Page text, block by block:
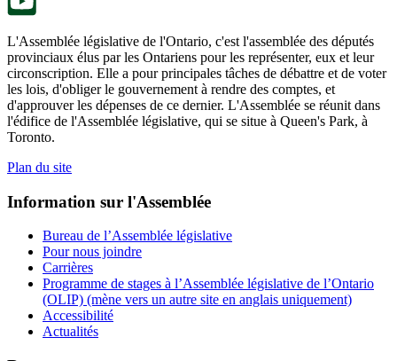
L'Assemblée législative de l'Ontario, c'est l'assemblée des députés
provinciaux élus par les Ontariens pour les représenter, eux et leur
circonscription. Elle a pour principales tâches de débattre et de voter
les lois, d'obliger le gouvernement à rendre des comptes, et
d'approuver les dépenses de ce dernier. L'Assemblée se réunit dans
l'édifice de l'Assemblée législative, qui se situe à Queen's Park, à
Toronto.
Plan du site
Information sur l'Assemblée
Bureau de l’Assemblée législative
Pour nous joindre
Carrières
Programme de stages à l’Assemblée législative de l’Ontario
(OLIP) (mène vers un autre site en anglais uniquement)
Accessibilité
Actualités